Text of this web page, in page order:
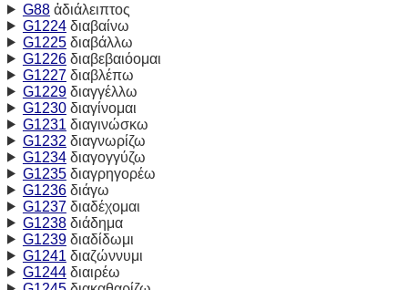
G88ἀδιάλειπτος
G1224διαβαίνω
G1225διαβάλλω
G1226διαβεβαιόομαι
G1227διαβλέπω
G1229διαγγέλλω
G1230διαγίνομαι
G1231 διαγινώσκω
G1232 διαγνωρίζω
G1234διαγογγύζω
G1235διαγρηγορέω
G1236διάγω
G1237διαδέχομαι
G1238διάδημα
G1239διαδίδωμι
G1241 διαζώννυμι
G1244διαιρέω